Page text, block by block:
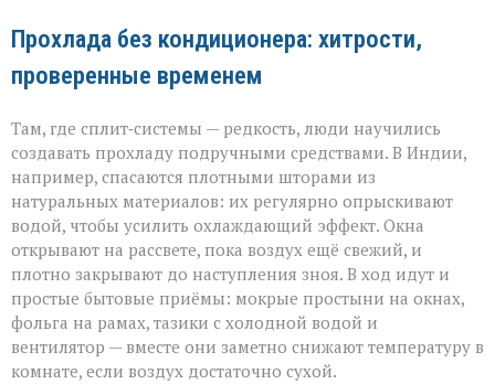
Прохлада без кондиционера: хитрости,
проверенные временем
Там, где сплит‑системы — редкость, люди научились
создавать прохладу подручными средствами. В Индии,
например, спасаются плотными шторами из
натуральных материалов: их регулярно опрыскивают
водой, чтобы усилить охлаждающий эффект. Окна
открывают на рассвете, пока воздух ещё свежий, и
плотно закрывают до наступления зноя. В ход идут и
простые бытовые приёмы: мокрые простыни на окнах,
фольга на рамах, тазики с холодной водой и
вентилятор — вместе они заметно снижают температуру в
комнате, если воздух достаточно сухой.